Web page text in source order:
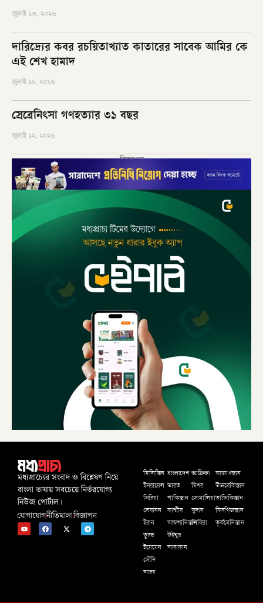
জুলাই ১৩, ২০২৬
দারিদ্র্যের কবর রচয়িতাখ্যাত কাতারের সাবেক আমির কে
এই শেখ হামাদ
জুলাই ১২, ২০২৬
স্রেব্রেনিৎসা গণহত্যার ৩১ বছর
জুলাই ১২, ২০২৬
বিজ্ঞাপন
মধ্যপ্রাচ্যের সংবাদ ও বিশ্লেষণ নিয়ে
বাংলা ভাষায় সবচেয়ে নির্ভরযোগ্য
নিউজ পোর্টাল।
যোগাযোগনীতিমালাবিজ্ঞাপন
ফিলিস্তিন
ইসরায়েল
সিরিয়া
লেবানন
ইরান
তুরস্ক
ইয়েমেন
সৌদি
আরব
বাংলাদেশ
ভারত
পাকিস্তান
কাশ্মীর
আফগানিস্তান
উইঘুর
আরাকান
আফ্রিকা
মিশর
সোমালিয়া
সুদান
লিবিয়া
কাজাখস্তান
উজবেকিস্তান
তাজিকিস্তান
কিরগিজস্তান
তূর্কমেনিস্তান